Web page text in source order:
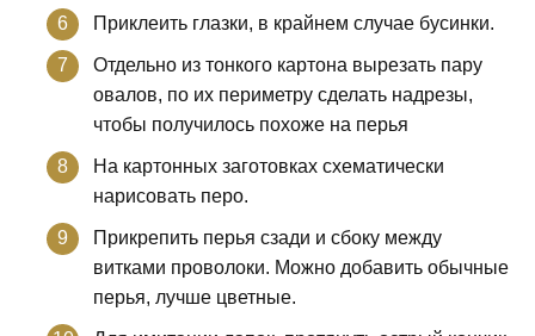
Приклеить глазки, в крайнем случае бусинки.
Отдельно из тонкого картона вырезать пару
овалов, по их периметру сделать надрезы,
чтобы получилось похоже на перья
На картонных заготовках схематически
нарисовать перо.
Прикрепить перья сзади и сбоку между
витками проволоки. Можно добавить обычные
перья, лучше цветные.